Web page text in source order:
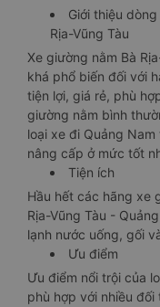
Giới thiệu
Rịa-Vũng Tàu
Xe giường nằm Bà
khá phổ biến đối với
tiện lợi, giá rẻ, phù
giường nằm bình
loại xe đi Quảng
nâng cấp ở mức tốt
Tiện ích
Hầu hết các hãng xe
Rịa-Vũng Tàu -
lạnh nước uống, gối
Ưu điểm
Ưu điểm nổi trội của
phù hợp với nhiều